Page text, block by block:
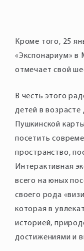
Кроме того, 25
«Экспонариум» в
В честь этого
детей в возрасте
Пушкинской
посетить
пространство,
Интерактивная
всего на юных
своего рода
которая в
историей,